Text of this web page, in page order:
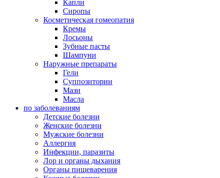
Капли
Сиропы
Косметическая гомеопатия
Кремы
Лосьоны
Зубные пасты
Шампуни
Наружные препараты
Гели
Суппозитории
Мази
Масла
по заболеваниям
Детские болезни
Женские болезни
Мужские болезни
Аллергия
Инфекции, паразиты
Лор и органы дыхания
Органы пищеварения